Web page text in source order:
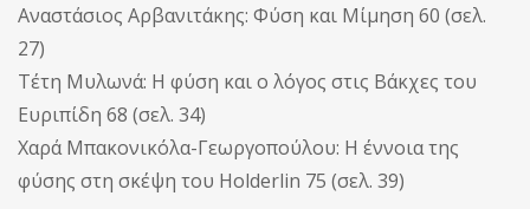
Αναστάσιος Αρβανιτάκης: Φύση και Μίμηση 60 (σελ.
27)
Τέτη Μυλωνά: Η φύση και ο λόγος στις Βάκχες του
Ευριπίδη 68 (σελ. 34)
Χαρά Μπακονικόλα-Γεωργοπούλου: Η έννοια της
φύσης στη σκέψη του Holderlin 75 (σελ. 39)